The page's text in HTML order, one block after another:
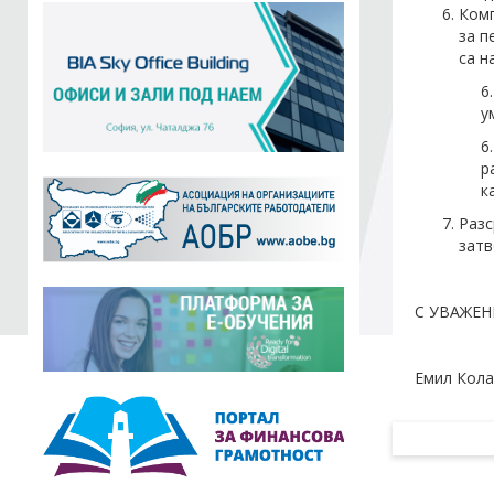
за
са
С
Емил